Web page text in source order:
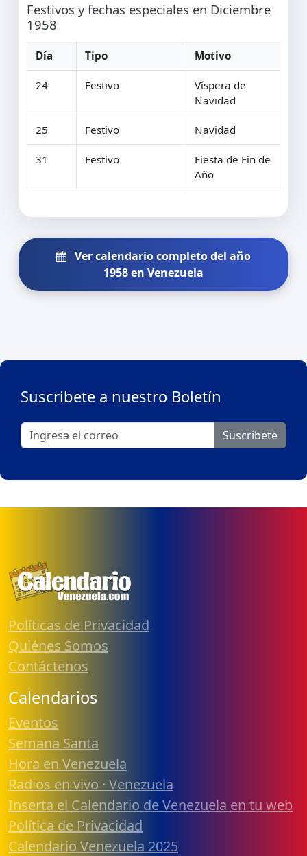
Festivos y fechas especiales en Diciembre
1958
Día Tipo Motivo
24 Festivo
Víspera de
Navidad
25 Festivo Navidad
31 Festivo
Fiesta de Fin de
Año
Ver calendario completo del año
1958 en Venezuela
Suscribete a nuestro Boletín
Suscribete
Políticas de Privacidad
Quiénes Somos
Contáctenos
Calendarios
Eventos
Semana Santa
Hora en Venezuela
Radios en vivo · Venezuela
Inserta el Calendario de Venezuela en tu web
Política de Privacidad
Calendario Venezuela 2025